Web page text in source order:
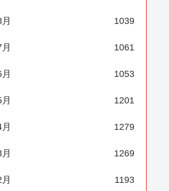
1039
1061
1053
1201
1279
1269
1193